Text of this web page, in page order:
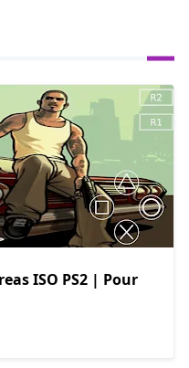
ISO PS2 | Pour